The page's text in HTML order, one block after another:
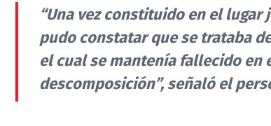
“Una vez constituido en el
pudo constatar que se trataba
el cual se mantenía fallecido en
descomposición”, señaló el